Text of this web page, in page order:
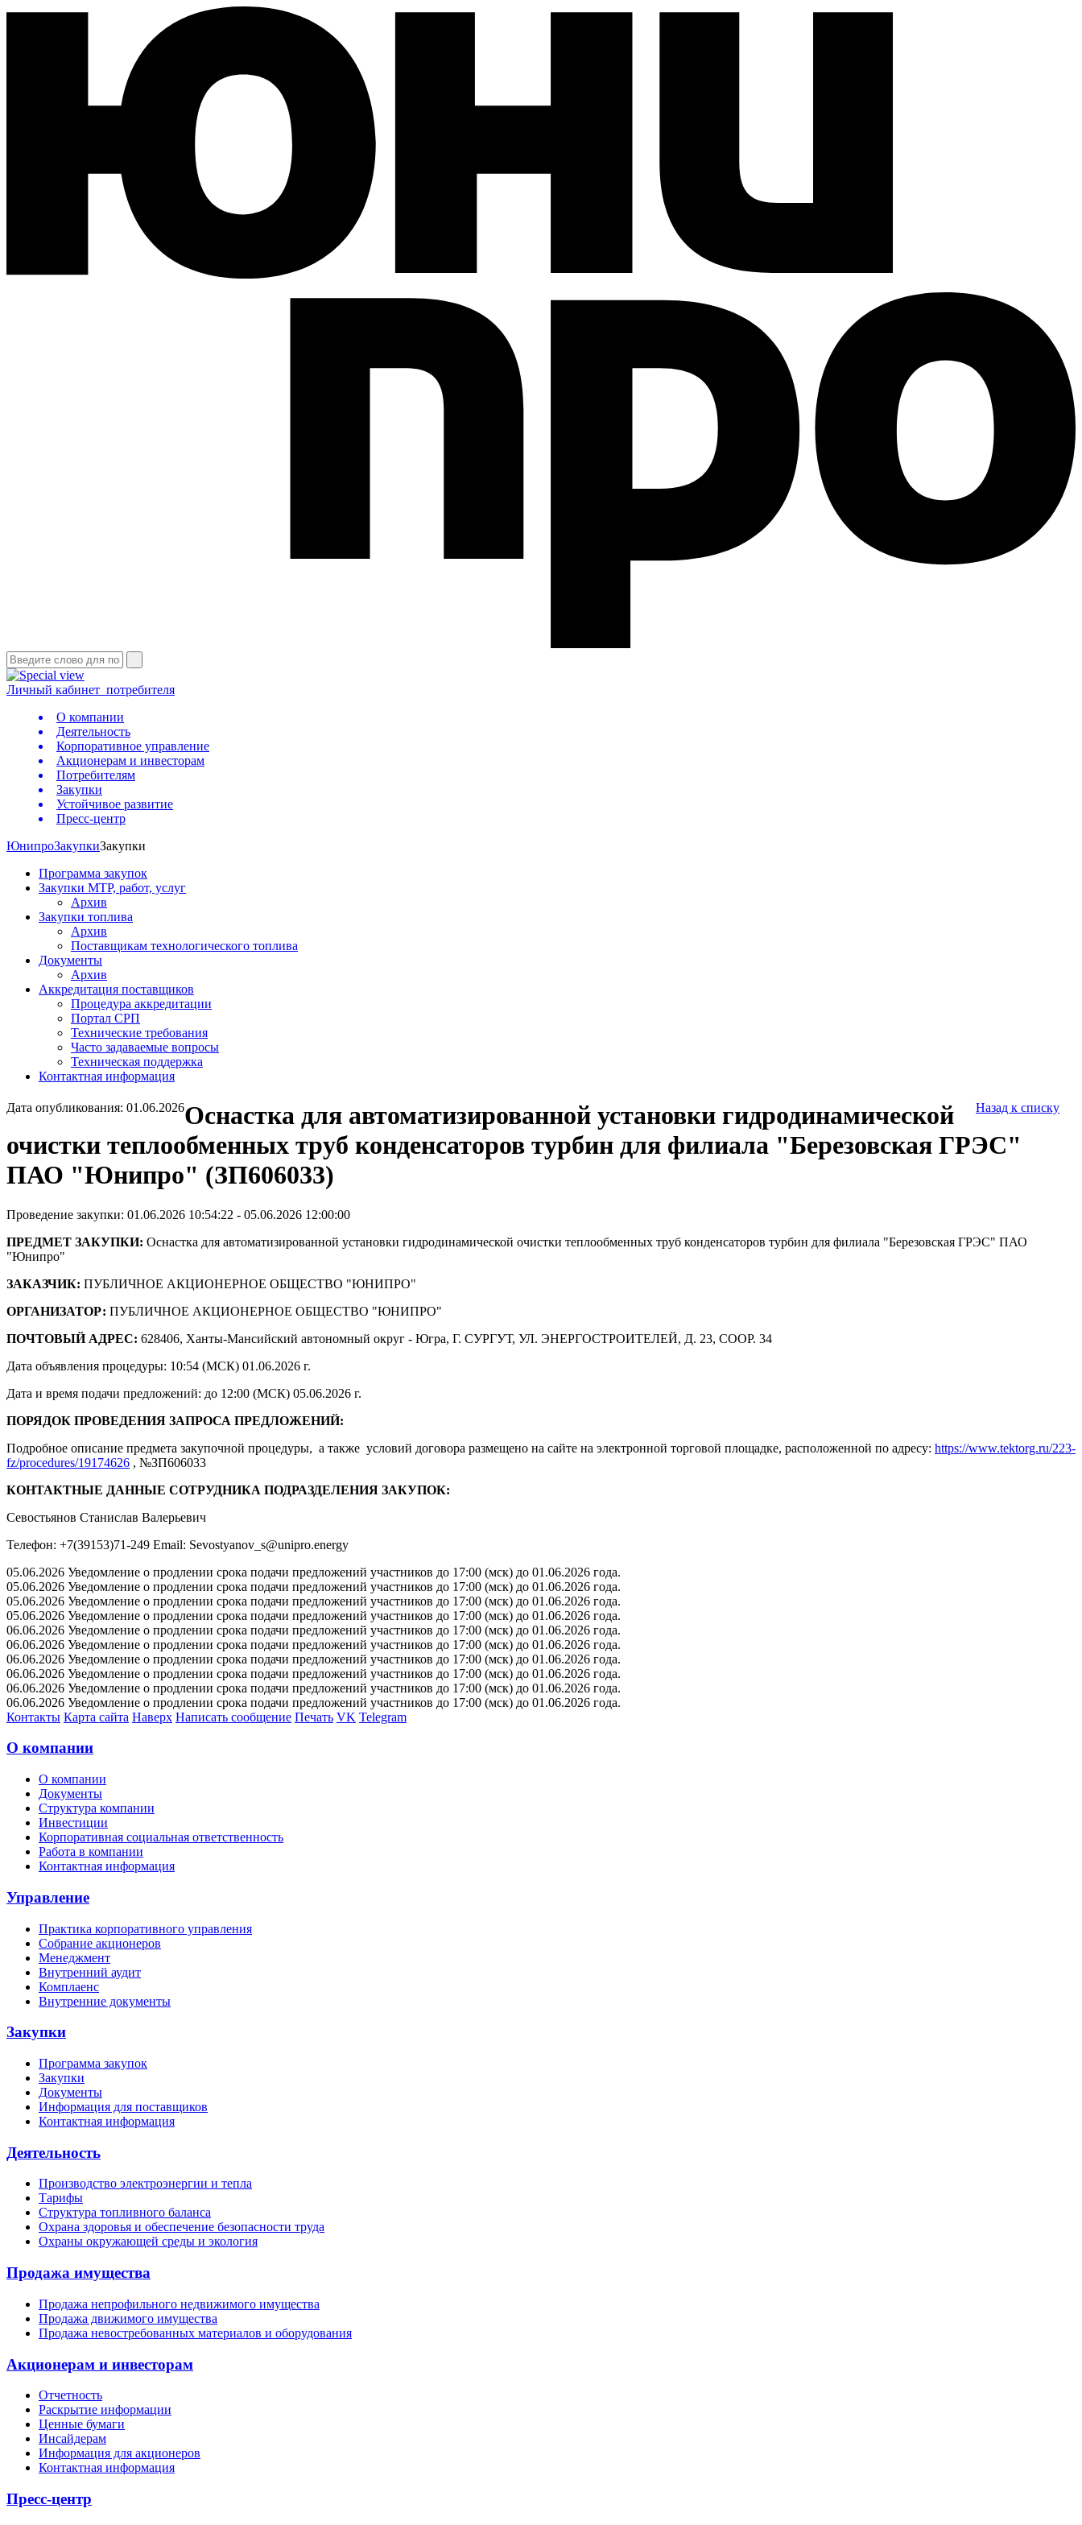
Личный кабинет потребителя
О компании
Деятельность
Корпоративное управление
Акционерам и инвесторам
Потребителям
Закупки
Устойчивое развитие
Пресс-центр
ЮнипроЗакупкиЗакупки
Программа закупок
Закупки МТР, работ, услуг
Архив
Закупки топлива
Архив
Поставщикам технологического топлива
Документы
Архив
Аккредитация поставщиков
Процедура аккредитации
Портал СРП
Технические требования
Часто задаваемые вопросы
Техническая поддержка
Контактная информация
Дата опубликования: 01.06.2026 Назад к списку
Оснастка для автоматизированной установки гидродинамической
очистки теплообменных труб конденсаторов турбин для филиала "Березовская ГРЭС"
ПАО "Юнипро" (ЗП606033)
Проведение закупки: 01.06.2026 10:54:22 - 05.06.2026 12:00:00
ПРЕДМЕТ ЗАКУПКИ: Оснастка для автоматизированной установки гидродинамической очистки теплообменных труб конденсаторов турбин для филиала "Березовская ГРЭС" ПАО
"Юнипро"
ЗАКАЗЧИК: ПУБЛИЧНОЕ АКЦИОНЕРНОЕ ОБЩЕСТВО "ЮНИПРО"
ОРГАНИЗАТОР: ПУБЛИЧНОЕ АКЦИОНЕРНОЕ ОБЩЕСТВО "ЮНИПРО"
ПОЧТОВЫЙ АДРЕС: 628406, Ханты-Мансийский автономный округ - Югра, Г. СУРГУТ, УЛ. ЭНЕРГОСТРОИТЕЛЕЙ, Д. 23, СООР. 34
Дата объявления процедуры: 10:54 (МСК) 01.06.2026 г.
Дата и время подачи предложений: до 12:00 (МСК) 05.06.2026 г.
ПОРЯДОК ПРОВЕДЕНИЯ ЗАПРОСА ПРЕДЛОЖЕНИЙ:
Подробное описание предмета закупочной процедуры, а также условий договора размещено на сайте на электронной торговой площадке, расположенной по адресу: https://www.tektorg.ru/223-
fz/procedures/19174626 , №ЗП606033
КОНТАКТНЫЕ ДАННЫЕ СОТРУДНИКА ПОДРАЗДЕЛЕНИЯ ЗАКУПОК:
Севостьянов Станислав Валерьевич
Телефон: +7(39153)71-249 Email: Sevostyanov_s@unipro.energy
05.06.2026 Уведомление о продлении срока подачи предложений участников до 17:00 (мск) до 01.06.2026 года.
05.06.2026 Уведомление о продлении срока подачи предложений участников до 17:00 (мск) до 01.06.2026 года.
05.06.2026 Уведомление о продлении срока подачи предложений участников до 17:00 (мск) до 01.06.2026 года.
05.06.2026 Уведомление о продлении срока подачи предложений участников до 17:00 (мск) до 01.06.2026 года.
06.06.2026 Уведомление о продлении срока подачи предложений участников до 17:00 (мск) до 01.06.2026 года.
06.06.2026 Уведомление о продлении срока подачи предложений участников до 17:00 (мск) до 01.06.2026 года.
06.06.2026 Уведомление о продлении срока подачи предложений участников до 17:00 (мск) до 01.06.2026 года.
06.06.2026 Уведомление о продлении срока подачи предложений участников до 17:00 (мск) до 01.06.2026 года.
06.06.2026 Уведомление о продлении срока подачи предложений участников до 17:00 (мск) до 01.06.2026 года.
06.06.2026 Уведомление о продлении срока подачи предложений участников до 17:00 (мск) до 01.06.2026 года.
Контакты Карта сайта Наверх Написать сообщение Печать VK Telegram
О компании
О компании
Документы
Структура компании
Инвестиции
Корпоративная социальная ответственность
Работа в компании
Контактная информация
Управление
Практика корпоративного управления
Собрание акционеров
Менеджмент
Внутренний аудит
Комплаенс
Внутренние документы
Закупки
Программа закупок
Закупки
Документы
Информация для поставщиков
Контактная информация
Деятельность
Производство электроэнергии и тепла
Тарифы
Структура топливного баланса
Охрана здоровья и обеспечение безопасности труда
Охраны окружающей среды и экология
Продажа имущества
Продажа непрофильного недвижимого имущества
Продажа движимого имущества
Продажа невостребованных материалов и оборудования
Акционерам и инвесторам
Отчетность
Раскрытие информации
Ценные бумаги
Инсайдерам
Информация для акционеров
Контактная информация
Пресс-центр